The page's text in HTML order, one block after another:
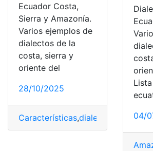
Ecuador Costa,
Sierra y Amazonía.
Varios ejemplos de
dialectos de la
costa, sierra y
oriente del
28/10/2025
Características,dialectos del 04/